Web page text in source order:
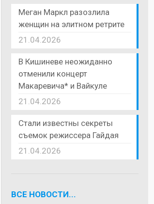
Меган Маркл разозлила
женщин на элитном ретрите
21.04.2026
В Кишиневе неожиданно
отменили концерт
Макаревича* и Вайкуле
21.04.2026
Стали известны секреты
съемок режиссера Гайдая
21.04.2026
ВСЕ НОВОСТИ...